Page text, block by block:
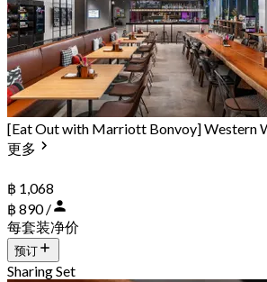
[Eat Out with Marriott Bonvoy] Western
更多
฿ 1,068
฿ 890 /
每套装净价
预订
Sharing Set